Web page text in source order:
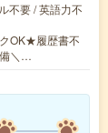
不要 / 英語力不
OK★履歴書不
＼…